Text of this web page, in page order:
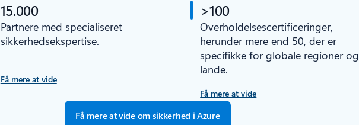
15.000
Partnere med specialiseret
sikkerhedsekspertise.
Få mere at vide
>100
Overholdelsescertificeringer,
herunder mere end 50, der er
specifikke for globale regioner og
lande.
Få mere at vide
Få mere at vide om sikkerhed i Azure